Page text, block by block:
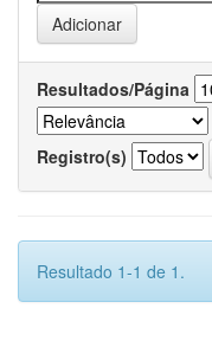
Resultados/Página
Registro(s)
Resultado 1-1 de 1.